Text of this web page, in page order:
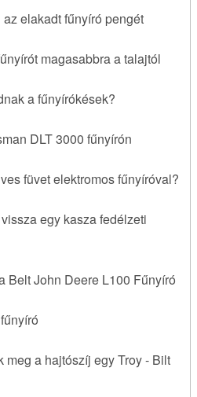
elakadt fűnyíró pengét
magasabbra a talajtól
a fűnyírókések?
DLT 3000 fűnyírón
füvet elektromos fűnyíróval?
egy kasza fedélzeti
Belt John Deere L100 Fűnyíró
meg a hajtószíj egy Troy - Bilt